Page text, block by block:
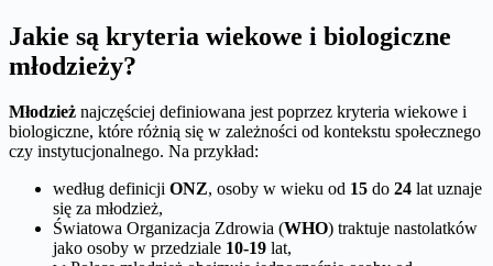
Jakie są kryteria wiekowe i biologiczne
młodzieży?
Młodzież najczęściej definiowana jest poprzez kryteria wiekowe i
biologiczne, które różnią się w zależności od kontekstu społecznego
czy instytucjonalnego. Na przykład:
według definicji ONZ, osoby w wieku od 15 do 24 lat uznaje
się za młodzież,
Światowa Organizacja Zdrowia (WHO) traktuje nastolatków
jako osoby w przedziale 10-19 lat,